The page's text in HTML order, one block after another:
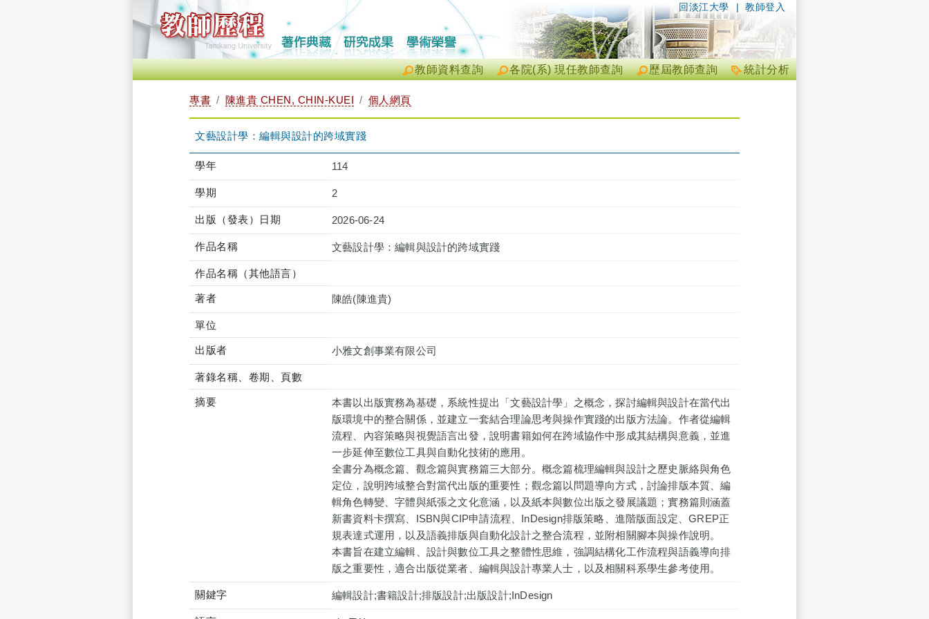
| 教師登入
回淡江大學
統計分析
歷屆教師查詢
各院(系) 現任教師查詢
教師資料查詢
專書 陳進貴 CHEN, CHIN-KUEI 個人網頁
文藝設計學：編輯與設計的跨域實踐
學年 114
學期 2
出版（發表）日期 2026-06-24
作品名稱 文藝設計學：編輯與設計的跨域實踐
作品名稱（其他語言）
著者 陳皓(陳進貴)
單位
出版者 小雅文創事業有限公司
著錄名稱、卷期、頁數
摘要
本書以出版實務為基礎，系統性提出「文藝設計學」之概念，探討編輯與設計在當代出
版環境中的整合關係，並建立一套結合理論思考與操作實踐的出版方法論。作者從編輯
流程、內容策略與視覺語言出發，說明書籍如何在跨域協作中形成其結構與意義，並進
一步延伸至數位工具與自動化技術的應用。
全書分為概念篇、觀念篇與實務篇三大部分。概念篇梳理編輯與設計之歷史脈絡與角色
定位，說明跨域整合對當代出版的重要性；觀念篇以問題導向方式，討論排版本質、編
輯角色轉變、字體與紙張之文化意涵，以及紙本與數位出版之發展議題；實務篇則涵蓋
新書資料卡撰寫、ISBN與CIP申請流程、InDesign排版策略、進階版面設定、GREP正
規表達式運用，以及語義排版與自動化設計之整合流程，並附相關腳本與操作說明。
本書旨在建立編輯、設計與數位工具之整體性思維，強調結構化工作流程與語義導向排
版之重要性，適合出版從業者、編輯與設計專業人士，以及相關科系學生參考使用。
關鍵字 編輯設計;書籍設計;排版設計;出版設計;InDesign